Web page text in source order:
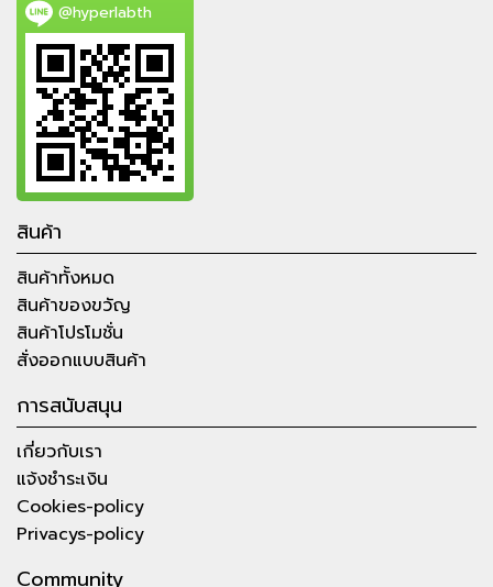
@hyperlabth
สินค้า
สินค้าทั้งหมด
สินค้าของขวัญ
สินค้าโปรโมชั่น
สั่งออกแบบสินค้า
การสนับสนุน
เกี่ยวกับเรา
แจ้งชำระเงิน
Cookies-policy
Privacys-policy
Community